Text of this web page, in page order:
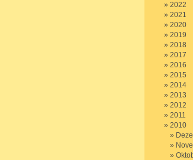
2022
2021
2020
2019
2018
2017
2016
2015
2014
2013
2012
2011
2010